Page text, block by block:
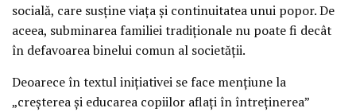
socială, care susţine viaţa şi continuitatea unui popor. De
aceea, subminarea familiei tradiţionale nu poate fi decât
în defavoarea binelui comun al societăţii.
Deoarece în textul iniţiativei se face menţiune la
„creşterea şi educarea copiilor aflaţi în întreţinerea”